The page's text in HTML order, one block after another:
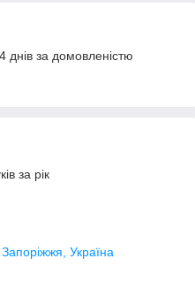
за домовленістю
за рік
Україна